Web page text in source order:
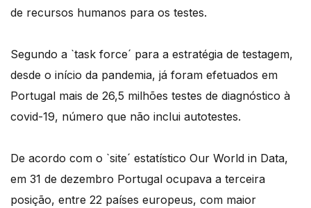
de recursos humanos para os testes.
Segundo a `task force´ para a estratégia de testagem,
desde o início da pandemia, já foram efetuados em
Portugal mais de 26,5 milhões testes de diagnóstico à
covid-19, número que não inclui autotestes.
De acordo com o `site´ estatístico Our World in Data,
em 31 de dezembro Portugal ocupava a terceira
posição, entre 22 países europeus, com maior